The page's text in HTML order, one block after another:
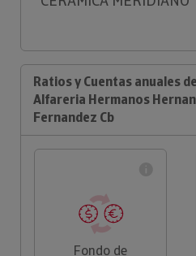
Ratios y Cuentas anuales de
Alfareria Hermanos
Fernandez Cb
Fondo de